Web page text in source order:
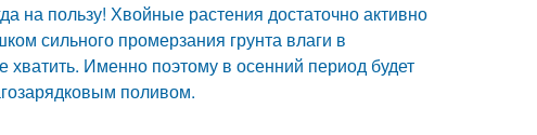
на пользу! Хвойные растения достаточно активно
сильного промерзания грунта влаги в
Именно поэтому в осенний период будет
поливом.